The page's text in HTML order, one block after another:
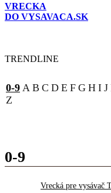
VRECKA
DO VYSAVACA.SK
TRENDLINE
0-9 A B C D E F G H I J
Z
0-9
Vrecká pre vysávač